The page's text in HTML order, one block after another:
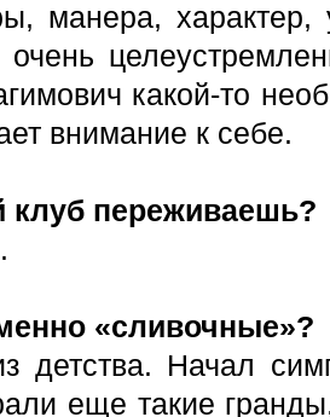
манера, характер,
очень
какой-то
внимание к себе.
клуб переживаешь?
«сливочные»?
Начал
еще такие